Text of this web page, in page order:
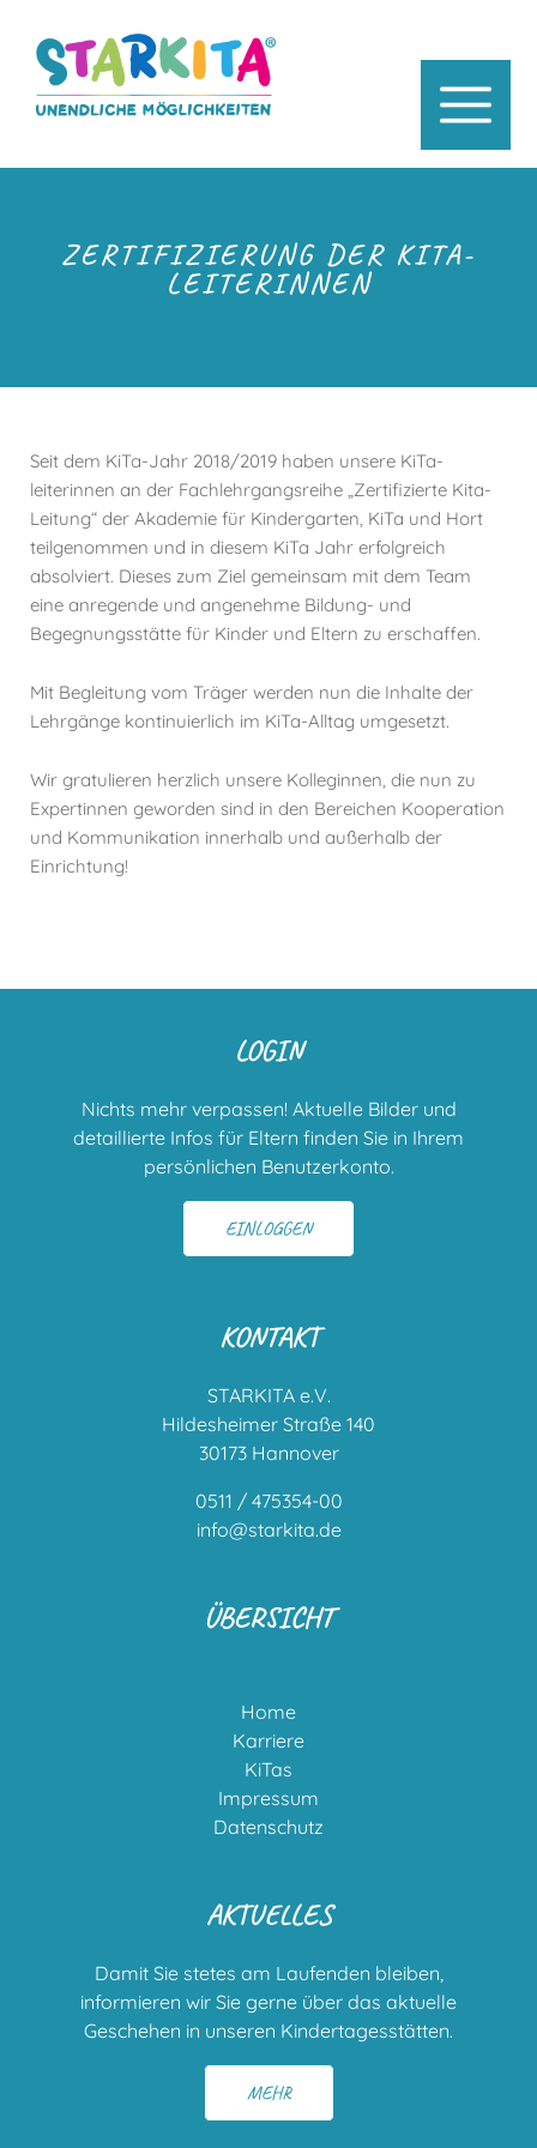
ZERTIFIZIERUNG DER KITA-
LEITERINNEN
Seit dem KiTa-Jahr 2018/2019 haben unsere KiTa-
leiterinnen an der Fachlehrgangsreihe „Zertifizierte Kita-
Leitung“ der Akademie für Kindergarten, KiTa und Hort
teilgenommen und in diesem KiTa Jahr erfolgreich
absolviert. Dieses zum Ziel gemeinsam mit dem Team
eine anregende und angenehme Bildung- und
Begegnungsstätte für Kinder und Eltern zu erschaffen.
Mit Begleitung vom Träger werden nun die Inhalte der
Lehrgänge kontinuierlich im KiTa-Alltag umgesetzt.
Wir gratulieren herzlich unsere Kolleginnen, die nun zu
Expertinnen geworden sind in den Bereichen Kooperation
und Kommunikation innerhalb und außerhalb der
Einrichtung!
LOGIN
Nichts mehr verpassen! Aktuelle Bilder und
detaillierte Infos für Eltern finden Sie in Ihrem
persönlichen Benutzerkonto.
EINLOGGEN
KONTAKT
STARKITA e.V.
Hildesheimer Straße 140
30173 Hannover
0511 / 475354-00
info@starkita.de
ÜBERSICHT
Home
Karriere
KiTas
Impressum
Datenschutz
AKTUELLES
Damit Sie stetes am Laufenden bleiben,
informieren wir Sie gerne über das aktuelle
Geschehen in unseren Kindertagesstätten.
MEHR